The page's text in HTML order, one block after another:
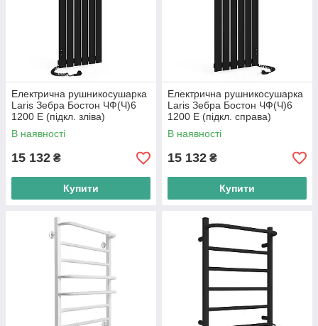
Електрична рушникосушарка
Laris Зебра Бостон ЧФ(Ч)6
1200 Е (підкл. зліва)
В наявності
15 132 ₴
Купити
Електрична рушникосушарка
Laris Зебра Бостон ЧФ(Ч)6
1200 Е (підкл. справа)
В наявності
15 132 ₴
Купити